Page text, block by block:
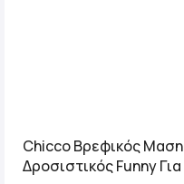
Chicco Βρεφικός
Δροσιστικός Funny